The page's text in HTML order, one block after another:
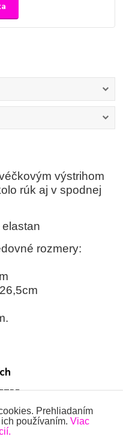
výstrihom
rúk aj v spodnej
rozmery:
Prehliadaním
používaním. Viac